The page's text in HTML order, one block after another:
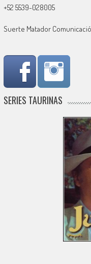
+52 5539-028005
Suerte Matador
SERIES TAURINAS